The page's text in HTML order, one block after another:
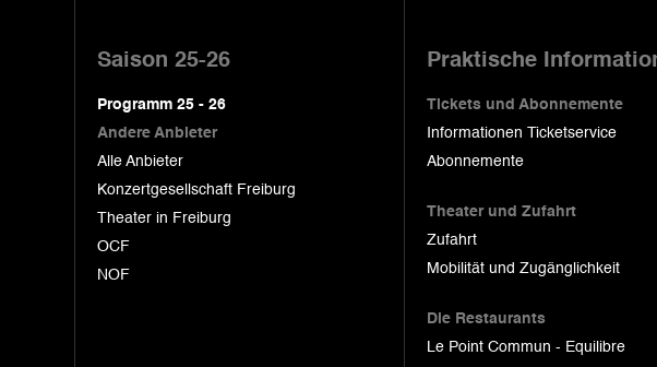
Saison 25-26
Programm 25 - 26
Andere Anbieter
Alle Anbieter
Konzertgesellschaft Freiburg
Theater in Freiburg
OCF
NOF
Praktische
Tickets und Abonnemente
Informationen Ticketservice
Abonnemente
Theater und Zufahrt
Zufahrt
Mobilität und Zugänglichkeit
Die Restaurants
Le Point Commun - Equilibre